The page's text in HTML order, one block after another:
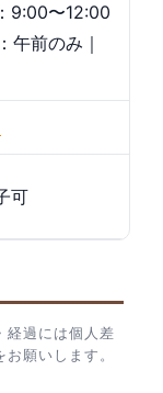
9:00〜12:00
午前のみ｜
可
経過には個人差
願いします。